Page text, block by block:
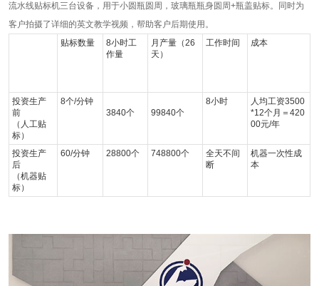
流水线贴标机三台设备，用于小圆瓶圆周，玻璃瓶瓶身圆周+瓶盖贴标。同时为
客户拍摄了详细的英文教学视频，帮助客户后期使用。
贴标数量
8小时工
作量
月产量（26
天）
工作时间 成本
投资生产
前
（人工贴
标）
8个/分钟
3840个
99840个
8小时
人均工资3500
*12个月＝420
00元/年
投资生产
后
（机器贴
标）
60/分钟 28800个 748800个
全天不间
断
机器一次性成
本